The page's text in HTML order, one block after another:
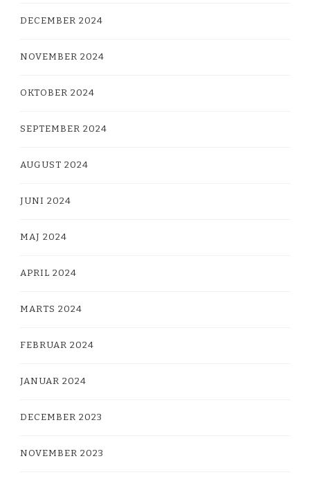
DECEMBER 2024
NOVEMBER 2024
OKTOBER 2024
SEPTEMBER 2024
AUGUST 2024
JUNI 2024
MAJ 2024
APRIL 2024
MARTS 2024
FEBRUAR 2024
JANUAR 2024
DECEMBER 2023
NOVEMBER 2023